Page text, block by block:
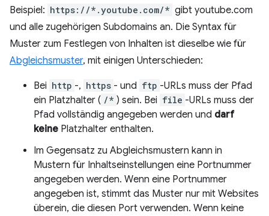
Beispiel: https://*.youtube.com/* gibt youtube.com
und alle zugehörigen Subdomains an. Die Syntax für
Muster zum Festlegen von Inhalten ist dieselbe wie für
Abgleichsmuster, mit einigen Unterschieden:
Bei http -, https - und ftp -URLs muss der Pfad
ein Platzhalter ( /* ) sein. Bei file -URLs muss der
Pfad vollständig angegeben werden und darf
keine Platzhalter enthalten.
Im Gegensatz zu Abgleichsmustern kann in
Mustern für Inhaltseinstellungen eine Portnummer
angegeben werden. Wenn eine Portnummer
angegeben ist, stimmt das Muster nur mit Websites
überein, die diesen Port verwenden. Wenn keine